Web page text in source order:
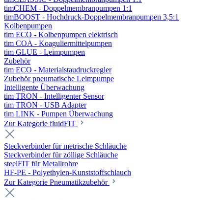
timCHEM - Doppelmembranpumpen 1:1
timBOOST - Hochdruck-Doppelmembranpumpen 3,5:1
Kolbenpumpen
tim ECO - Kolbenpumpen elektrisch
tim COA - Koaguliermittelpumpen
tim GLUE - Leimpumpen
Zubehör
tim ECO - Materialstaudruckregler
Zubehör pneumatische Leimpumpe
Intelligente Überwachung
tim TRON - Intelligenter Sensor
tim TRON - USB Adapter
tim LINK - Pumpen Überwachung
Zur Kategorie fluidFIT
Steckverbinder für metrische Schläuche
Steckverbinder für zöllige Schläuche
steelFIT für Metallrohre
HF-PE - Polyethylen-Kunststoffschlauch
Zur Kategorie Pneumatikzubehör